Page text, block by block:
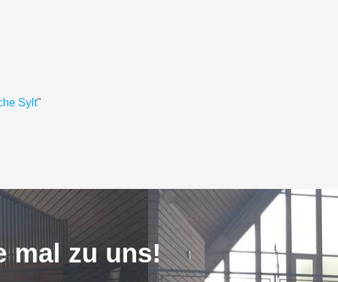
Sylt"
mal zu uns!